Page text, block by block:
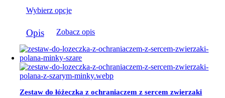
do
Wybierz opcje
produkt
ma
wiele
wariantów.
Opcje
można
wybrać
Opis Zobacz opis
Zestaw do łóżeczka z ochraniaczem z sercem zwierzaki